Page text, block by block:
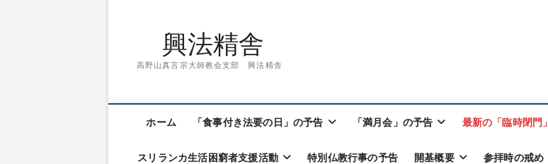
興法精舎
高野山真言宗大師教会支部 興法精舎
ホーム 「食事付き法要の日」の予告 「満月会」の予告 最新の「臨時閉門
スリランカ生活困窮者支援活動 特別仏教行事の予告 開基概要 参拝時の戒め